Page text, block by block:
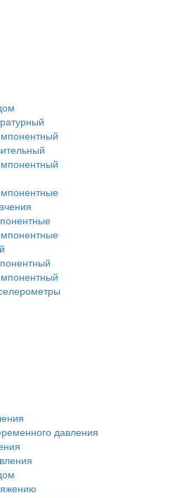
давления